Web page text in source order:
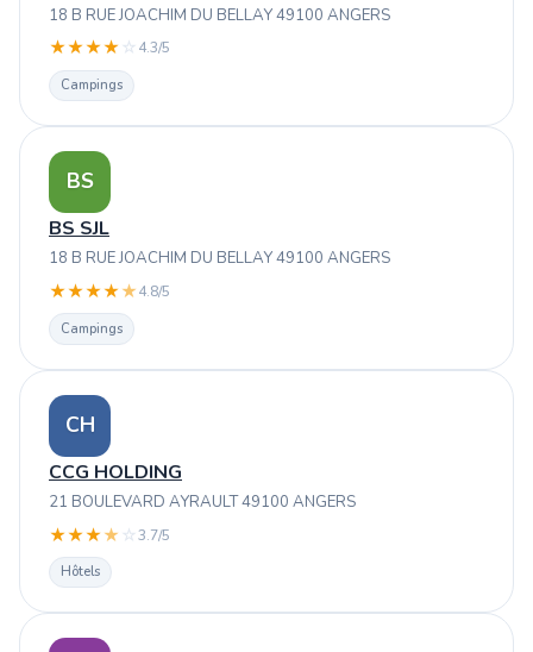
18 B RUE JOACHIM DU BELLAY 49100 ANGERS
★★★★ ☆ 4.3/5
Campings
BS
BS SJL
18 B RUE JOACHIM DU BELLAY 49100 ANGERS
★★★★★4.8/5
Campings
CH
CCG HOLDING
21 BOULEVARD AYRAULT 49100 ANGERS
★★★★ ☆3.7/5
Hôtels